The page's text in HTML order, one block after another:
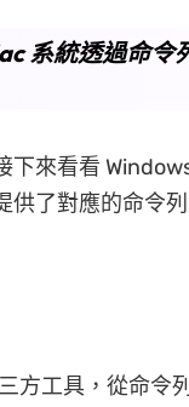
系統透過命令
來看看
供了對應的命令
方工具，從命令